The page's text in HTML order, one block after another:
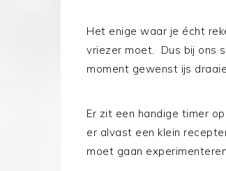
Het enige waar je écht
vriezer moet. Dus bij ons
moment gewenst ijs
Er zit een handige timer
er alvast een klein
moet gaan